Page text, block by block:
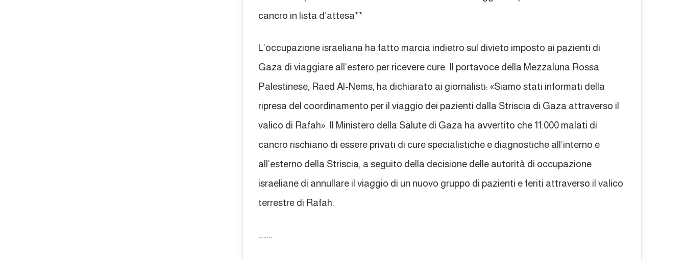
cancro in lista d’attesa**
L’occupazione israeliana ha fatto marcia indietro sul divieto imposto ai pazienti di
Gaza di viaggiare all’estero per ricevere cure. Il portavoce della Mezzaluna Rossa
Palestinese, Raed Al-Nems, ha dichiarato ai giornalisti: «Siamo stati informati della
ripresa del coordinamento per il viaggio dei pazienti dalla Striscia di Gaza attraverso il
valico di Rafah». Il Ministero della Salute di Gaza ha avvertito che 11.000 malati di
cancro rischiano di essere privati di cure specialistiche e diagnostiche all’interno e
all’esterno della Striscia, a seguito della decisione delle autorità di occupazione
israeliane di annullare il viaggio di un nuovo gruppo di pazienti e feriti attraverso il valico
terrestre di Rafah.
……..